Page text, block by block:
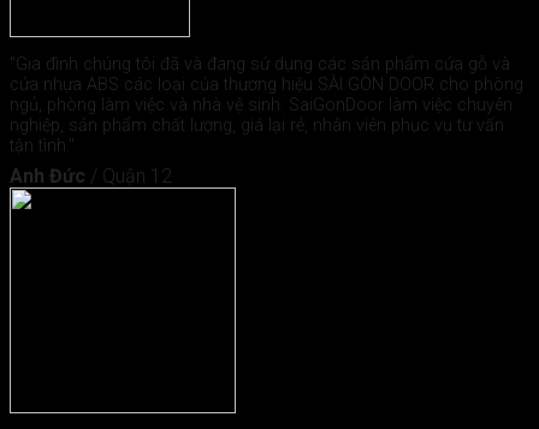
"Gia đình chúng tôi đã và đang sử dụng các sản phẩm cửa gỗ và
cửa nhựa ABS các loại của thương hiệu SÀI GÒN DOOR cho phòng
ngủ, phòng làm việc và nhà vệ sinh. SaiGonDoor làm việc chuyên
nghiệp, sản phẩm chất lượng, giá lại rẻ, nhân viên phục vụ tư vấn
tận tình."
Anh Đức / Quận 12